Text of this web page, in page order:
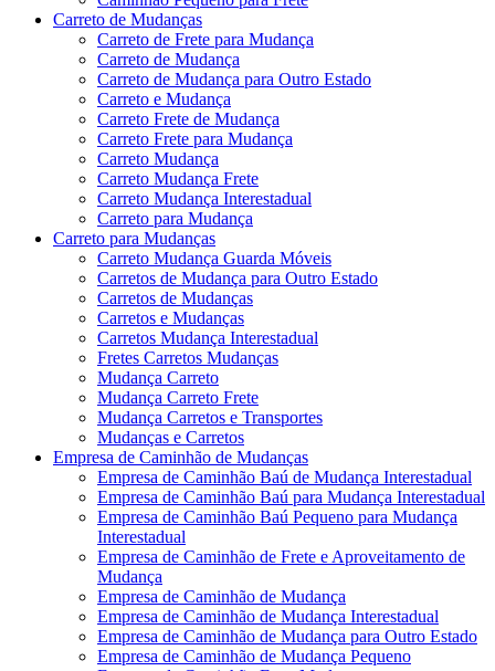
Carreto de Mudanças
Carreto de Frete para Mudança
Carreto de Mudança
Carreto de Mudança para Outro Estado
Carreto e Mudança
Carreto Frete de Mudança
Carreto Frete para Mudança
Carreto Mudança
Carreto Mudança Frete
Carreto Mudança Interestadual
Carreto para Mudança
Carreto para Mudanças
Carreto Mudança Guarda Móveis
Carretos de Mudança para Outro Estado
Carretos de Mudanças
Carretos e Mudanças
Carretos Mudança Interestadual
Fretes Carretos Mudanças
Mudança Carreto
Mudança Carreto Frete
Mudança Carretos e Transportes
Mudanças e Carretos
Empresa de Caminhão de Mudanças
Empresa de Caminhão Baú de Mudança Interestadual
Empresa de Caminhão Baú para Mudança Interestadual
Empresa de Caminhão Baú Pequeno para Mudança
Interestadual
Empresa de Caminhão de Frete e Aproveitamento de
Mudança
Empresa de Caminhão de Mudança
Empresa de Caminhão de Mudança Interestadual
Empresa de Caminhão de Mudança para Outro Estado
Empresa de Caminhão de Mudança Pequeno